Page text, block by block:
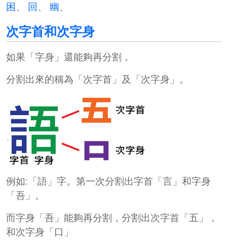
困、 回、 幽、
次字首和次字身
如果「字身」還能夠再分割，
分割出來的稱為「次字首」及「次字身」。
例如:「語」字。第一次分割出字首「言」和字身
「吾」。
而字身「吾」能夠再分割，分割出次字首「五」，
和次字身「口」